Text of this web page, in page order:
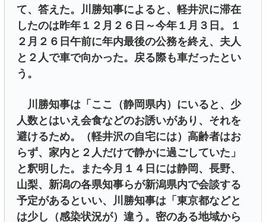
て、答えた。川勝知事によると、軽井沢に滞在
したのは昨年１２月２６日～今年１月３日。１
２月２６日午前に年内最後の公務を終え、夫人
と２人で車で向かった。戻る際も車だったとい
う。
川勝知事は「ここ（静岡県内）にいると、少
人数とはいえ会食などのお誘いがあり、それを
避けるため。（軽井沢の自宅には）高齢者はお
らず、家内と２人だけで静かに過ごしていた」
と釈明した。また今月１４日には静岡、長野、
山梨、新潟の各県知事らが新潟県内で会談する
予定があるといい、川勝知事は「東京都などと
は少し（感染状況が）違う。密のある地域から